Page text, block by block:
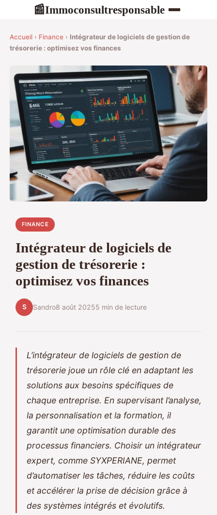
📰Immoconsultresponsable
Accueil › Finance › Intégrateur de logiciels de gestion de
trésorerie : optimisez vos finances
FINANCE
Intégrateur de logiciels de
gestion de trésorerie :
optimisez vos finances
S Sandro8 août 20255 min de lecture
L’intégrateur de logiciels de gestion de
trésorerie joue un rôle clé en adaptant les
solutions aux besoins spécifiques de
chaque entreprise. En supervisant l’analyse,
la personnalisation et la formation, il
garantit une optimisation durable des
processus financiers. Choisir un intégrateur
expert, comme SYXPERIANE, permet
d’automatiser les tâches, réduire les coûts
et accélérer la prise de décision grâce à
des systèmes intégrés et évolutifs.